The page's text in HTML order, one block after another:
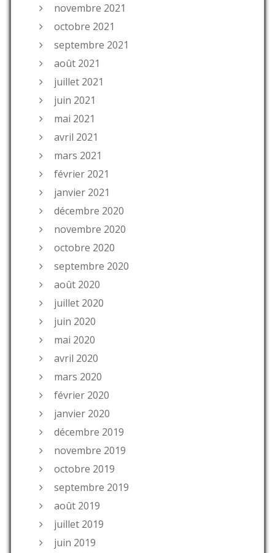
novembre 2021
octobre 2021
septembre 2021
août 2021
juillet 2021
juin 2021
mai 2021
avril 2021
mars 2021
février 2021
janvier 2021
décembre 2020
novembre 2020
octobre 2020
septembre 2020
août 2020
juillet 2020
juin 2020
mai 2020
avril 2020
mars 2020
février 2020
janvier 2020
décembre 2019
novembre 2019
octobre 2019
septembre 2019
août 2019
juillet 2019
juin 2019